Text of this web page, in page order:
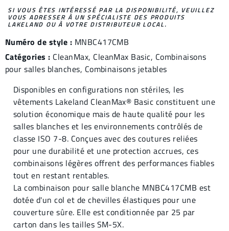
SI VOUS ÊTES INTÉRESSÉ PAR LA DISPONIBILITÉ, VEUILLEZ
VOUS ADRESSER À UN SPÉCIALISTE DES PRODUITS
LAKELAND OU À VOTRE DISTRIBUTEUR LOCAL.
Numéro de style : MNBC417CMB
Catégories : CleanMax, CleanMax Basic, Combinaisons
pour salles blanches, Combinaisons jetables
Disponibles en configurations non stériles, les
vêtements Lakeland CleanMax® Basic constituent une
solution économique mais de haute qualité pour les
salles blanches et les environnements contrôlés de
classe ISO 7-8. Conçues avec des coutures reliées
pour une durabilité et une protection accrues, ces
combinaisons légères offrent des performances fiables
tout en restant rentables.
La combinaison pour salle blanche MNBC417CMB est
dotée d'un col et de chevilles élastiques pour une
couverture sûre. Elle est conditionnée par 25 par
carton dans les tailles SM-5X.